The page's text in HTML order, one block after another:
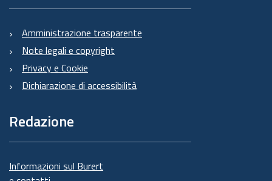
Amministrazione trasparente
Note legali e copyright
Privacy e Cookie
Dichiarazione di accessibilità
Redazione
Informazioni sul Burert